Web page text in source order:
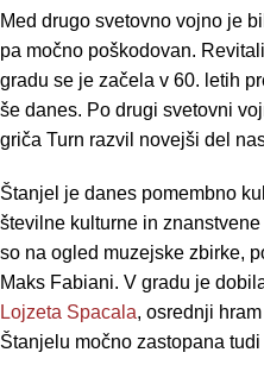
Med drugo svetovno vojno je
pa močno poškodovan.
gradu se je začela v 60. letih
še danes. Po drugi svetovni
griča Turn razvil novejši del
Štanjel je danes pomembno
številne kulturne in
so na ogled muzejske zbirke,
Maks Fabiani. V gradu je
Lojzeta Spacala, osrednji
Štanjelu močno zastopana